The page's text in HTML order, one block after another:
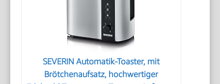
SEVERIN Automatik-Toaster, mit
Brötchenaufsatz, hochwertiger